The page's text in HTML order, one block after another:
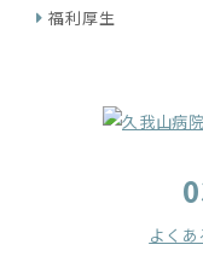
福利厚生
よく